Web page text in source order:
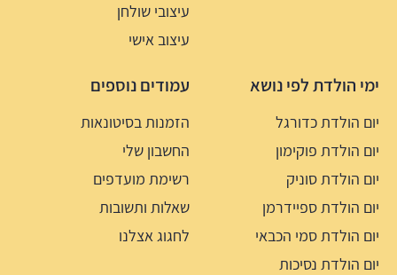
עיצובי שולחן
עיצוב אישי
ימי הולדת לפי נושא
יום הולדת כדורגל
יום הולדת פוקימון
יום הולדת סוניק
יום הולדת ספיידרמן
יום הולדת סמי הכבאי
יום הולדת נסיכות
עמודים נוספים
הזמנות בסיטונאות
החשבון שלי
רשימת מועדפים
שאלות ותשובות
לחגוג אצלנו